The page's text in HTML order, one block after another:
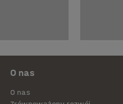
O nas
O nas